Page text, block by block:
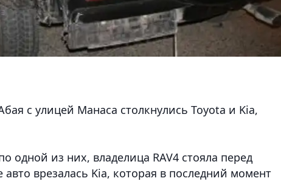
с улицей Манаса столкнулись Toyota и Kia,
одной из них, владелица RAV4 стояла перед
врезалась Kia, которая в последний момент